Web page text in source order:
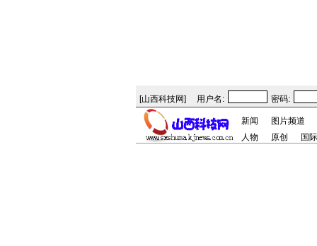
[山西科技网] 用户名: 密码:
新闻 图片频道
人物
原创 国际